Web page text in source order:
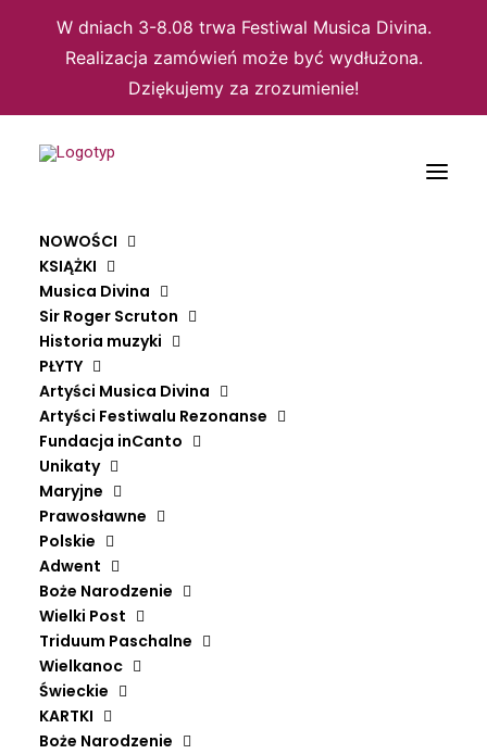
W dniach 3-8.08 trwa Festiwal Musica Divina.
Realizacja zamówień może być wydłużona.
Dziękujemy za zrozumienie!
NOWOŚCI
KSIĄŻKI
Musica Divina
Sir Roger Scruton
Historia muzyki
PŁYTY
Artyści Musica Divina
Artyści Festiwalu Rezonanse
Fundacja inCanto
Unikaty
Maryjne
Prawosławne
Polskie
Adwent
Boże Narodzenie
Wielki Post
Triduum Paschalne
Wielkanoc
Świeckie
KARTKI
Boże Narodzenie
Sortuj od najnowszych
Sortuj po cenie od najniższej
Sortuj po cenie od najwyższej